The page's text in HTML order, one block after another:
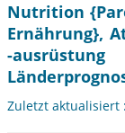
Nutrition
Ernährung},
-
Zuletzt aktualisiert